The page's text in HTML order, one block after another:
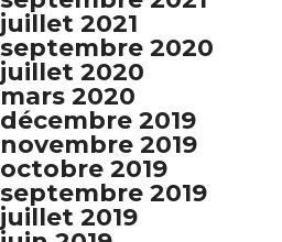
juillet 2021
septembre 2020
juillet 2020
mars 2020
décembre 2019
novembre 2019
octobre 2019
septembre 2019
juillet 2019